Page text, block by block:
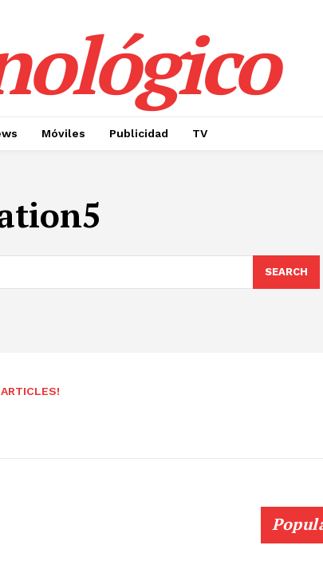
Móviles Publicidad TV
SEARCH